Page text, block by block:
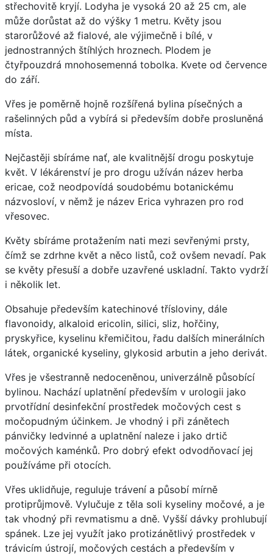
střechovitě kryjí. Lodyha je vysoká 20 až 25 cm, ale
může dorůstat až do výšky 1 metru. Květy jsou
starorůžové až fialové, ale výjimečně i bílé, v
jednostranných štíhlých hroznech. Plodem je
čtyřpouzdrá mnohosemenná tobolka. Kvete od července
do září.
Vřes je poměrně hojně rozšířená bylina písečných a
rašelinných půd a vybírá si především dobře prosluněná
místa.
Nejčastěji sbíráme nať, ale kvalitnější drogu poskytuje
květ. V lékárenství je pro drogu užíván název herba
ericae, což neodpovídá soudobému botanickému
názvosloví, v němž je název Erica vyhrazen pro rod
vřesovec.
Květy sbíráme protažením nati mezi sevřenými prsty,
čímž se zdrhne květ a něco listů, což ovšem nevadí. Pak
se květy přesuší a dobře uzavřené uskladní. Takto vydrží
i několik let.
Obsahuje především katechinové třísloviny, dále
flavonoidy, alkaloid ericolin, silici, sliz, hořčiny,
pryskyřice, kyselinu křemičitou, řadu dalších minerálních
látek, organické kyseliny, glykosid arbutin a jeho derivát.
Vřes je všestranně nedoceněnou, univerzálně působící
bylinou. Nachází uplatnění především v urologii jako
prvotřídní desinfekční prostředek močových cest s
močopudným účinkem. Je vhodný i při zánětech
pánvičky ledvinné a uplatnění naleze i jako drtič
močových kaménků. Pro dobrý efekt odvodňovací jej
používáme při otocích.
Vřes uklidňuje, reguluje trávení a působí mírně
protiprůjmově. Vylučuje z těla soli kyseliny močové, a je
tak vhodný při revmatismu a dně. Vyšší dávky prohlubují
spánek. Lze jej využít jako protizánětlivý prostředek v
trávicím ústrojí, močových cestách a především v